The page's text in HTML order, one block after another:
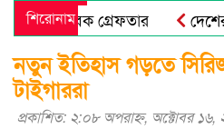
শিরোনামযুবক গ্রেফতার
দেশের
প্রভাষক পরিচয়ে খাতা মূল্যায়ন,
নতুন ইতিহাস গড়তে
টাইগাররা
প্রকাশিত: ২:০৮ অপরাহ্ণ, অক্টোবর ১৬,